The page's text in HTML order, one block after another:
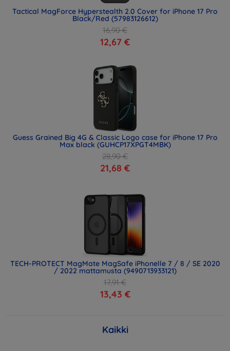
Tactical MagForce Hyperstealth 2.0 Cover for iPhone 17 Pro
Black/Red (57983126612)
16,90 €
12,67 €
Guess Grained Big 4G & Classic Logo case for iPhone 17 Pro
Max black (GUHCP17XPGT4MBK)
28,90 €
21,68 €
TECH-PROTECT MagMate MagSafe iPhonelle 7 / 8 / SE 2020
/ 2022 mattamusta (9490713933121)
17,91 €
13,43 €
Kaikki